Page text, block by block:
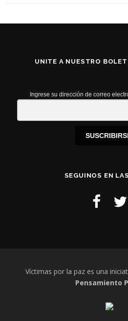
UNITE A NUESTRO
Ingrese su dirección de correo
SEGUINOS EN
Víctimas por la paz es una
Pensamiento